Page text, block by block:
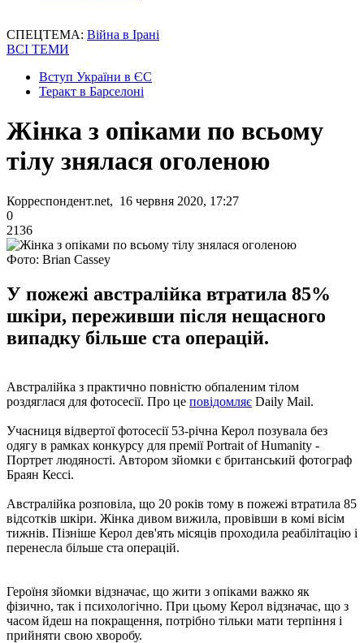
СПЕЦТЕМА: Війна в Ірані
ВСІ ТЕМИ
Вступ України в ЄС
Теракт в Барселоні
Жінка з опіками по всьому
тілу знялася оголеною
Корреспондент.net, 16 червня 2020, 17:27
0
2136
Фото: Brian Cassey
У пожежі австралійка втратила 85%
шкіри, переживши після нещасного
випадку більше ста операцій.
Австралійка з практично повністю обпаленим тілом
роздяглася для фотосесії. Про це повідомляє Daily Mail.
Учасниця відвертої фотосесії 53-річна Керол позувала без
одягу в рамках конкурсу для премії Portrait of Humanity -
Портрет людяності. Автором зйомки є британський фотограф
Браян Кессі.
Австралійка розповіла, що 20 років тому в пожежі втратила 85
відсотків шкіри. Жінка дивом вижила, провівши в комі вісім
тижнів. Пізніше Керол дев'ять місяців проходила реабілітацію і
перенесла більше ста операцій.
Героїня зйомки відзначає, що жити з опіками важко як
фізично, так і психологічно. При цьому Керол відзначає, що з
часом йдеш на покращення, потрібно тільки мати терпіння і
прийняти свою хворобу.